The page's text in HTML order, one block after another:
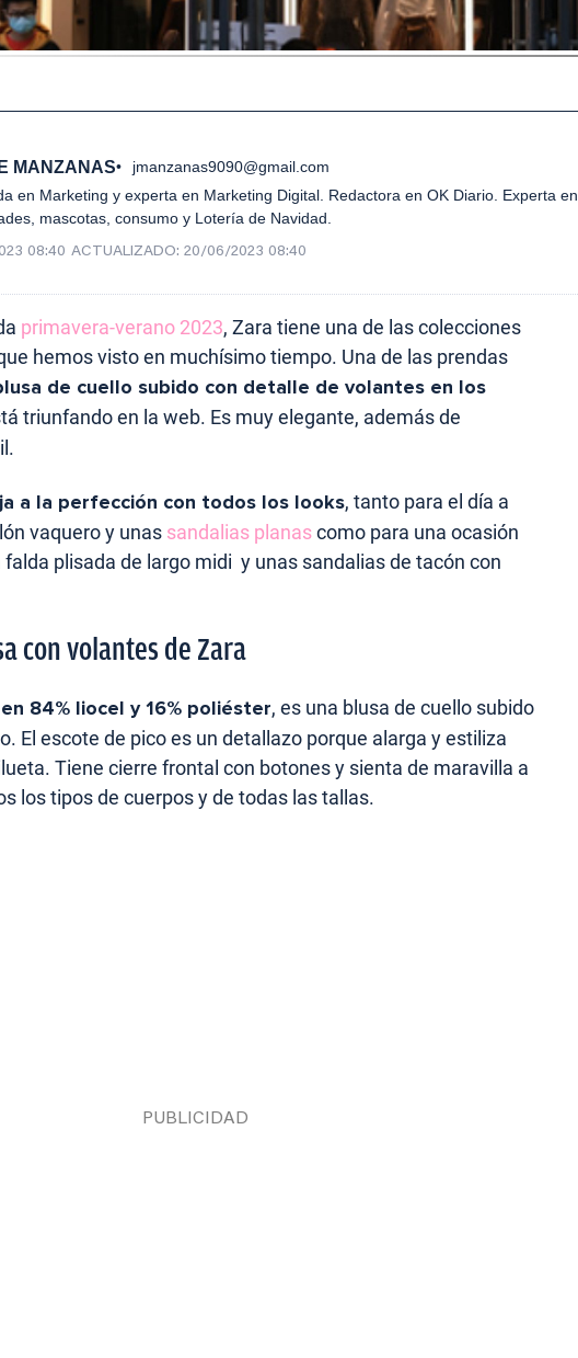
MANZANAS
jmanzanas9090@gmail.com
en Marketing y experta en Marketing Digital. Redactora en OK Diario. Experta en
mascotas, consumo y Lotería de Navidad.
08:40 ACTUALIZADO: 20/06/2023 08:40
primavera-verano 2023, Zara tiene una de las colecciones
hemos visto en muchísimo tiempo. Una de las prendas
de cuello subido con detalle de volantes en los
triunfando en la web. Es muy elegante, además de
a la perfección con todos los looks, tanto para el día a
vaquero y unas sandalias planascomo para una ocasión
plisada de largo midi y unas sandalias de tacón con
con volantes de Zara
84% liocel y 16% poliéster, es una blusa de cuello subido
El escote de pico es un detallazo porque alarga y estiliza
Tiene cierre frontal con botones y sienta de maravilla a
los tipos de cuerpos y de todas las tallas.